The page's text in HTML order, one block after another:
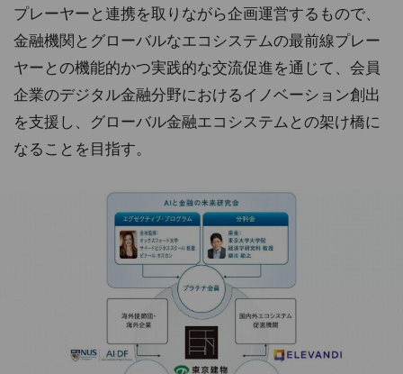
プレーヤーと連携を取りながら企画運営するもので、
金融機関とグローバルなエコシステムの最前線プレー
ヤーとの機能的かつ実践的な交流促進を通じて、会員
企業のデジタル金融分野におけるイノベーション創出
を支援し、グローバル金融エコシステムとの架け橋に
なることを目指す。